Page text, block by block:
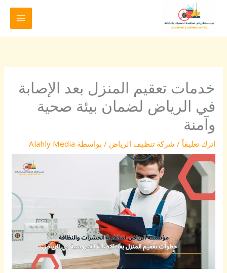
المحتوى
خدمات تعقيم المنزل بعد الإصابة
في الرياض لضمان بيئة صحية
وآمنة
اترك تعليقاً / شركة تنظيف الرياض / بواسطة Alahly Media